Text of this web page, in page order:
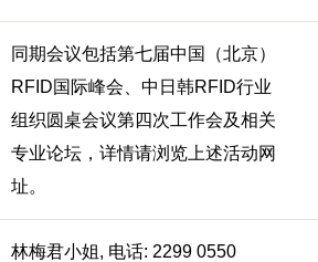
同期会议包括第七届中国（北京）
RFID国际峰会、中日韩RFID行业
组织圆桌会议第四次工作会及相关
专业论坛，详情请浏览上述活动网
址。
林梅君小姐, 电话: 2299 0550